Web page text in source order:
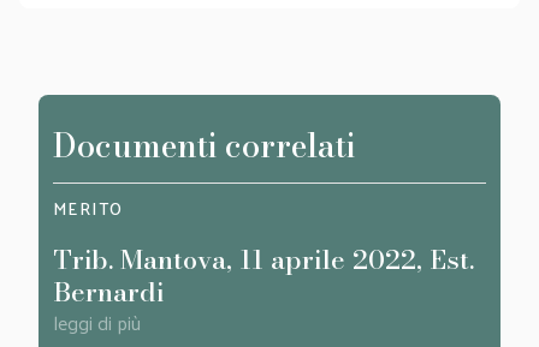
Documenti correlati
MERITO
Trib. Mantova, 11 aprile 2022, Est.
Bernardi
leggi di più